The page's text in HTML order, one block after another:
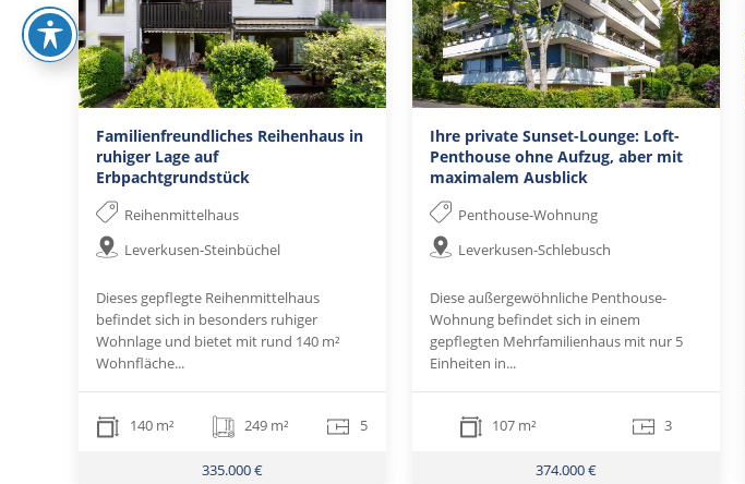
Familienfreundliches Reihenhaus in
ruhiger Lage auf
Erbpachtgrundstück
Reihenmittelhaus
Leverkusen-Steinbüchel
Dieses gepflegte Reihenmittelhaus
befindet sich in besonders ruhiger
Wohnlage und bietet mit rund 140 m²
Wohnfläche...
140 m² 249 m² 5
335.000 €
Ihre private Sunset-Lounge: Loft-
Penthouse ohne Aufzug, aber mit
maximalem Ausblick
Penthouse-Wohnung
Leverkusen-Schlebusch
Diese außergewöhnliche Penthouse-
Wohnung befindet sich in einem
gepflegten Mehrfamilienhaus mit nur 5
Einheiten in...
107 m² 3
374.000 €